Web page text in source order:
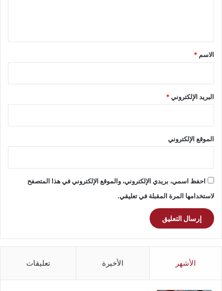
*
الاسم *
البريد الإلكتروني*
الموقع الإلكتروني
احفظ اسمي، بريدي الإلكتروني، والموقع الإلكتروني في هذا المتصفح
لاستخدامها المرة المقبلة في تعليقي.
الأشهر الأخيرة تعليقات